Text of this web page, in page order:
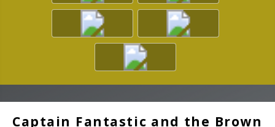
Captain Fantastic and the Brown